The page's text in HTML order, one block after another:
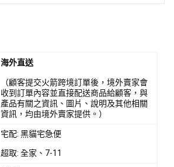
海外直送
（顧客提交火箭跨境訂單後，境外賣家會
收到訂單內容並直接配送商品給顧客，與
產品有關之資訊、圖片、說明及其他相關
資訊，均由境外賣家提供。）
宅配: 黑貓宅急便
超取: 全家、7-11